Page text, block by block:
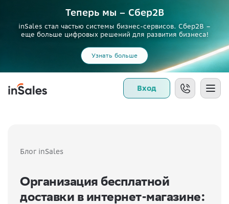
Теперь мы – Сбер2B
inSales стал частью системы бизнес-сервисов. Сбер2В –
еще больше цифровых решений для развития бизнеса!
Узнать больше
Вход
Блог inSales
Организация бесплатной
доставки в интернет-магазине: